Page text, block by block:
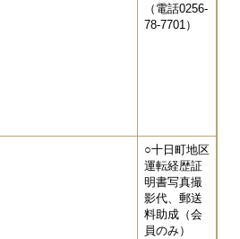
（電話0256-
78-7701）
○十日町地区
運転経歴証
明書写真撮
影代、郵送
料助成（会
員のみ）